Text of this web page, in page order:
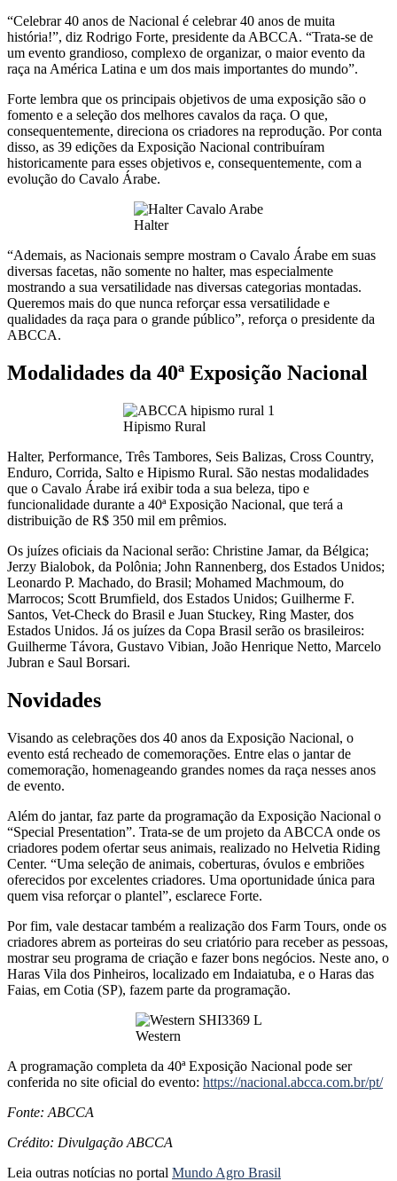
“Celebrar 40 anos de Nacional é celebrar 40 anos de muita
história!”, diz Rodrigo Forte, presidente da ABCCA. “Trata-se de
um evento grandioso, complexo de organizar, o maior evento da
raça na América Latina e um dos mais importantes do mundo”.
Forte lembra que os principais objetivos de uma exposição são o
fomento e a seleção dos melhores cavalos da raça. O que,
consequentemente, direciona os criadores na reprodução. Por conta
disso, as 39 edições da Exposição Nacional contribuíram
historicamente para esses objetivos e, consequentemente, com a
evolução do Cavalo Árabe.
Halter
“Ademais, as Nacionais sempre mostram o Cavalo Árabe em suas
diversas facetas, não somente no halter, mas especialmente
mostrando a sua versatilidade nas diversas categorias montadas.
Queremos mais do que nunca reforçar essa versatilidade e
qualidades da raça para o grande público”, reforça o presidente da
ABCCA.
Modalidades da 40ª Exposição Nacional
Hipismo Rural
Halter, Performance, Três Tambores, Seis Balizas, Cross Country,
Enduro, Corrida, Salto e Hipismo Rural. São nestas modalidades
que o Cavalo Árabe irá exibir toda a sua beleza, tipo e
funcionalidade durante a 40ª Exposição Nacional, que terá a
distribuição de R$ 350 mil em prêmios.
Os juízes oficiais da Nacional serão: Christine Jamar, da Bélgica;
Jerzy Bialobok, da Polônia; John Rannenberg, dos Estados Unidos;
Leonardo P. Machado, do Brasil; Mohamed Machmoum, do
Marrocos; Scott Brumfield, dos Estados Unidos; Guilherme F.
Santos, Vet-Check do Brasil e Juan Stuckey, Ring Master, dos
Estados Unidos. Já os juízes da Copa Brasil serão os brasileiros:
Guilherme Távora, Gustavo Vibian, João Henrique Netto, Marcelo
Jubran e Saul Borsari.
Novidades
Visando as celebrações dos 40 anos da Exposição Nacional, o
evento está recheado de comemorações. Entre elas o jantar de
comemoração, homenageando grandes nomes da raça nesses anos
de evento.
Além do jantar, faz parte da programação da Exposição Nacional o
“Special Presentation”. Trata-se de um projeto da ABCCA onde os
criadores podem ofertar seus animais, realizado no Helvetia Riding
Center. “Uma seleção de animais, coberturas, óvulos e embriões
oferecidos por excelentes criadores. Uma oportunidade única para
quem visa reforçar o plantel”, esclarece Forte.
Por fim, vale destacar também a realização dos Farm Tours, onde os
criadores abrem as porteiras do seu criatório para receber as pessoas,
mostrar seu programa de criação e fazer bons negócios. Neste ano, o
Haras Vila dos Pinheiros, localizado em Indaiatuba, e o Haras das
Faias, em Cotia (SP), fazem parte da programação.
Western
A programação completa da 40ª Exposição Nacional pode ser
conferida no site oficial do evento: https://nacional.abcca.com.br/pt/
Fonte: ABCCA
Crédito: Divulgação ABCCA
Leia outras notícias no portal Mundo Agro Brasil